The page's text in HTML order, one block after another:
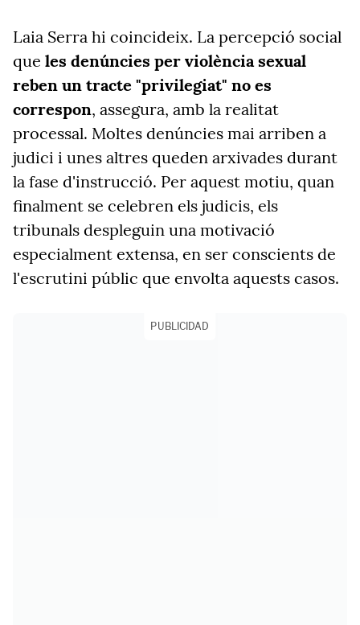
Laia Serra hi coincideix. La percepció social
que les denúncies per violència sexual
reben un tracte "privilegiat" no es
correspon, assegura, amb la realitat
processal. Moltes denúncies mai arriben a
judici i unes altres queden arxivades durant
la fase d'instrucció. Per aquest motiu, quan
finalment se celebren els judicis, els
tribunals despleguin una motivació
especialment extensa, en ser conscients de
l'escrutini públic que envolta aquests casos.
PUBLICIDAD